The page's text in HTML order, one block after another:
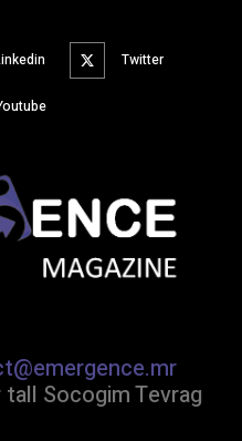
Twitter
Socogim Tevrag